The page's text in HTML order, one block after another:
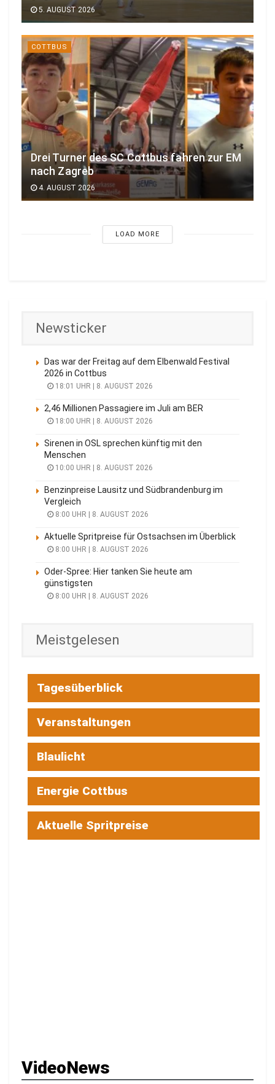
5. AUGUST 2026
COTTBUS
Drei Turner des SC Cottbus fahren zur EM
nach Zagreb
4. AUGUST 2026
LOAD MORE
Newsticker
Das war der Freitag auf dem Elbenwald Festival
2026 in Cottbus
18:01 UHR | 8. AUGUST 2026
2,46 Millionen Passagiere im Juli am BER
18:00 UHR | 8. AUGUST 2026
Sirenen in OSL sprechen künftig mit den
Menschen
10:00 UHR | 8. AUGUST 2026
Benzinpreise Lausitz und Südbrandenburg im
Vergleich
8:00 UHR | 8. AUGUST 2026
Aktuelle Spritpreise für Ostsachsen im Überblick
8:00 UHR | 8. AUGUST 2026
Oder-Spree: Hier tanken Sie heute am
günstigsten
8:00 UHR | 8. AUGUST 2026
Meistgelesen
Tagesüberblick
Veranstaltungen
Blaulicht
Energie Cottbus
Aktuelle Spritpreise
VideoNews